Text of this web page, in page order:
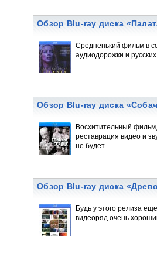
Обзор Blu-ray диска
Средненький фильм в
аудиодорожки и
Обзор Blu-ray диска
Восхитительный
реставрация видео и
не будет.
Обзор Blu-ray диска
Будь у этого релиза
видеоряд очень